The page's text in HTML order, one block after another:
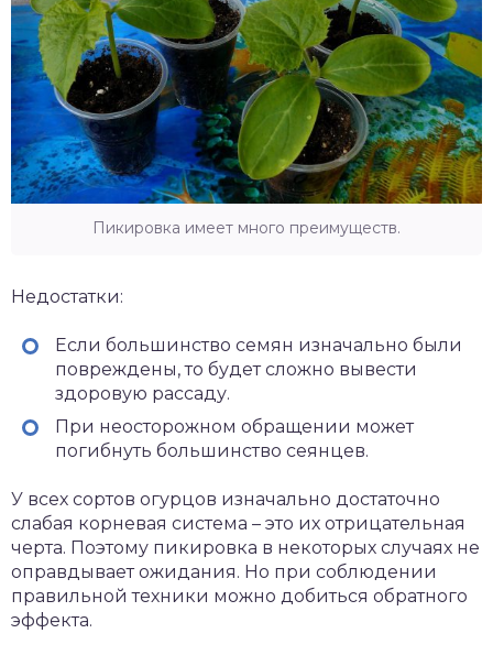
Пикировка имеет много преимуществ.
Недостатки:
Если большинство семян изначально были
повреждены, то будет сложно вывести
здоровую рассаду.
При неосторожном обращении может
погибнуть большинство сеянцев.
У всех сортов огурцов изначально достаточно
слабая корневая система – это их отрицательная
черта. Поэтому пикировка в некоторых случаях не
оправдывает ожидания. Но при соблюдении
правильной техники можно добиться обратного
эффекта.